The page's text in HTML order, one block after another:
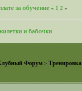
за обучение « 1 2 »
и бабочки
Форум > Тренировка